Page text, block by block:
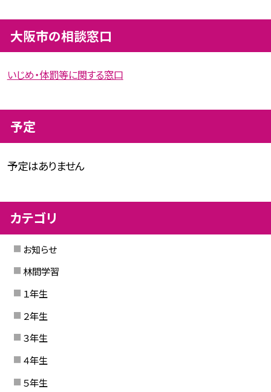
大阪市の相談窓口
いじめ・体罰等に関する窓口
予定
予定はありません
カテゴリ
お知らせ
林間学習
１年生
２年生
３年生
４年生
５年生